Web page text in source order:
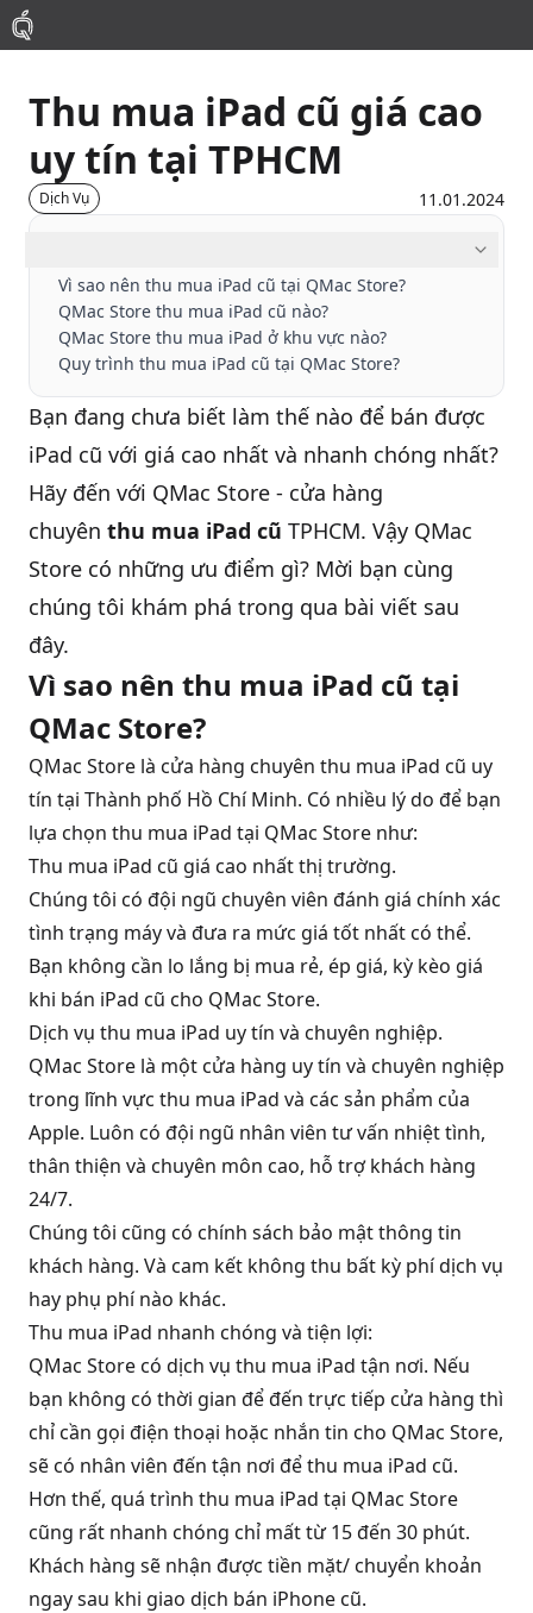
Mac
MacBook Pro
Phụ Kiện
Thu Mua
Sửa Chữa
Thay Linh Kiện
QBlog
Thu mua iPad cũ giá cao
uy tín tại TPHCM
Dịch Vụ 11.01.2024
Vì sao nên thu mua iPad cũ tại QMac Store?
QMac Store thu mua iPad cũ nào?
QMac Store thu mua iPad ở khu vực nào?
Quy trình thu mua iPad cũ tại QMac Store?
Bạn đang chưa biết làm thế nào để bán được
iPad cũ với giá cao nhất và nhanh chóng nhất?
Hãy đến với QMac Store - cửa hàng
chuyên thu mua iPad cũ TPHCM. Vậy QMac
Store có những ưu điểm gì? Mời bạn cùng
chúng tôi khám phá trong qua bài viết sau
đây.
Vì sao nên thu mua iPad cũ tại
QMac Store?
QMac Store là cửa hàng chuyên thu mua iPad cũ uy
tín tại Thành phố Hồ Chí Minh. Có nhiều lý do để bạn
lựa chọn thu mua iPad tại QMac Store như:
Thu mua iPad cũ giá cao nhất thị trường.
Chúng tôi có đội ngũ chuyên viên đánh giá chính xác
tình trạng máy và đưa ra mức giá tốt nhất có thể.
Bạn không cần lo lắng bị mua rẻ, ép giá, kỳ kèo giá
khi bán iPad cũ cho QMac Store.
Dịch vụ thu mua iPad uy tín và chuyên nghiệp.
QMac Store là một cửa hàng uy tín và chuyên nghiệp
trong lĩnh vực thu mua iPad và các sản phẩm của
Apple. Luôn có đội ngũ nhân viên tư vấn nhiệt tình,
thân thiện và chuyên môn cao, hỗ trợ khách hàng
24/7.
Chúng tôi cũng có chính sách bảo mật thông tin
khách hàng. Và cam kết không thu bất kỳ phí dịch vụ
hay phụ phí nào khác.
Thu mua iPad nhanh chóng và tiện lợi:
QMac Store có dịch vụ thu mua iPad tận nơi. Nếu
bạn không có thời gian để đến trực tiếp cửa hàng thì
chỉ cần gọi điện thoại hoặc nhắn tin cho QMac Store,
sẽ có nhân viên đến tận nơi để thu mua iPad cũ.
Hơn thế, quá trình thu mua iPad tại QMac Store
cũng rất nhanh chóng chỉ mất từ 15 đến 30 phút.
Khách hàng sẽ nhận được tiền mặt/ chuyển khoản
ngay sau khi giao dịch bán iPhone cũ.